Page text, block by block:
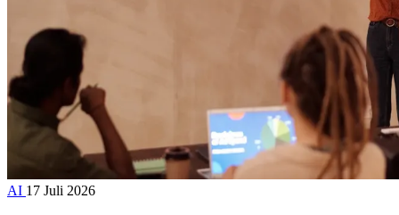
AI 17 Juli 2026